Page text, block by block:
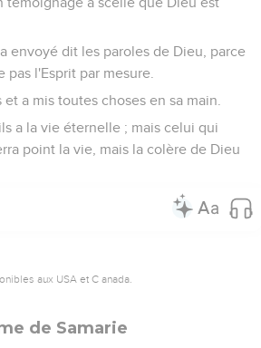
envoyé dit les paroles de Dieu, parce
l'Esprit par mesure.
a mis toutes choses en sa main.
a la vie éternelle ; mais celui qui
point la vie, mais la colère de Dieu
aux USA et C anada.
de Samarie